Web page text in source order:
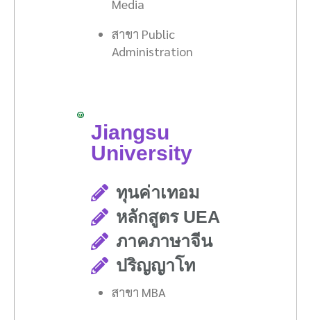
Media
สาขา Public
Administration
Jiangsu
University
ทุนค่าเทอม
หลักสูตร UEA
ภาคภาษาจีน
ปริญญาโท
สาขา MBA